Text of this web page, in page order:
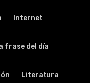
Internet
frase del día
Literatura